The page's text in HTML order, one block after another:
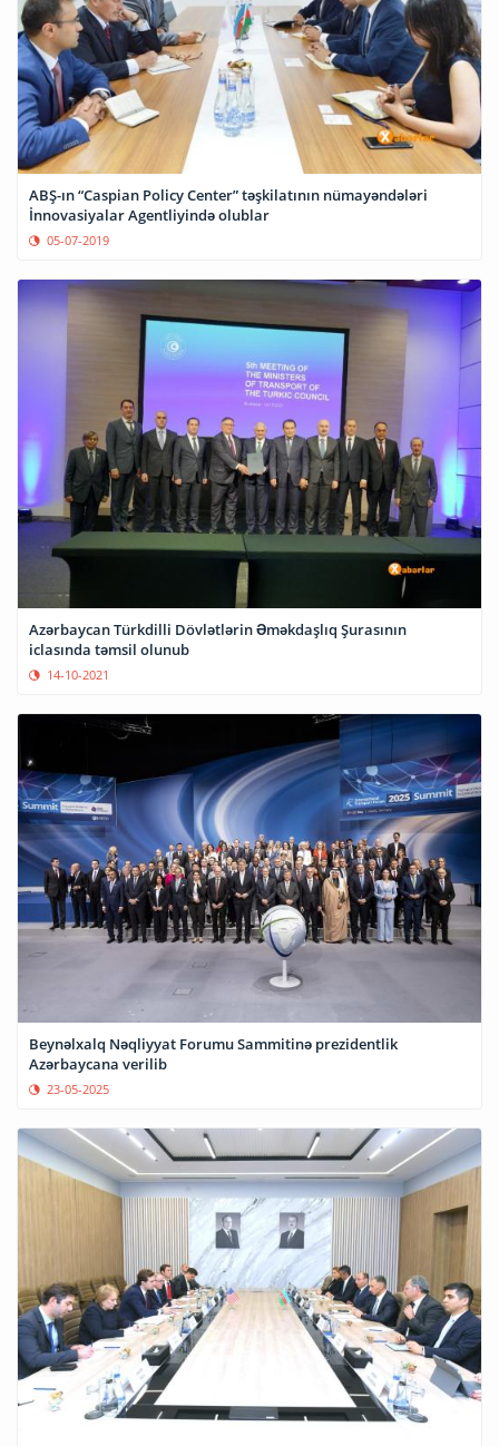
ABŞ-ın “Caspian Policy Center” təşkilatının nümayəndələri
İnnovasiyalar Agentliyində olublar
05-07-2019
Azərbaycan Türkdilli Dövlətlərin Əməkdaşlıq Şurasının
iclasında təmsil olunub
14-10-2021
Beynəlxalq Nəqliyyat Forumu Sammitinə prezidentlik
Azərbaycana verilib
23-05-2025